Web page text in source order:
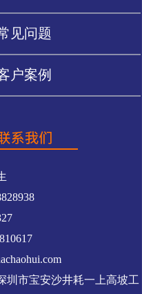
见问题
户案例
圳市宝安沙井耗一上高坡工